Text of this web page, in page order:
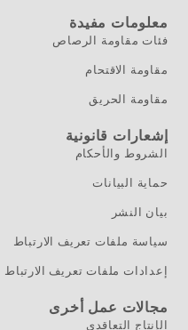
معلومات مفيدة
فئات مقاومة الرصاص
مقاومة الاقتحام
مقاومة الحريق
إشعارات قانونية
الشروط والأحكام
حماية البيانات
بيان النشر
سياسة ملفات تعريف الارتباط
إعدادات ملفات تعريف الارتباط
مجالات عمل أخرى
الإنتاج التعاقدي